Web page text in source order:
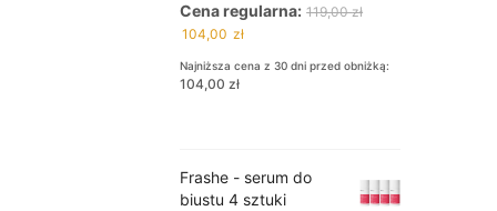
Cena regularna: 119,00zł
Pierwotna
wynosiła:
104,00 złAktualna
wynosi:
Najniższa cena z 30 dni przed obniżką:
104,00 zł
Frashe - serum do
biustu 4 sztuki